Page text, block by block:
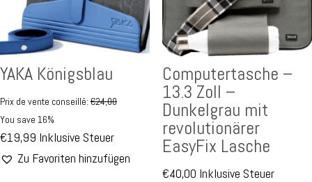
YAKA Königsblau
Prix de vente conseillé: €24,00
You save 16%
€19,99 Inklusive Steuer
Zu Favoriten hinzufügen
Computertasche –
13.3 Zoll –
Dunkelgrau mit
revolutionärer
EasyFix Lasche
€40,00 Inklusive Steuer